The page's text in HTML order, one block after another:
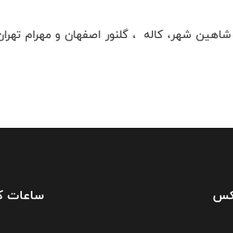
شهر، کاله ، گلنور اصفهان و مهرام
ساعات